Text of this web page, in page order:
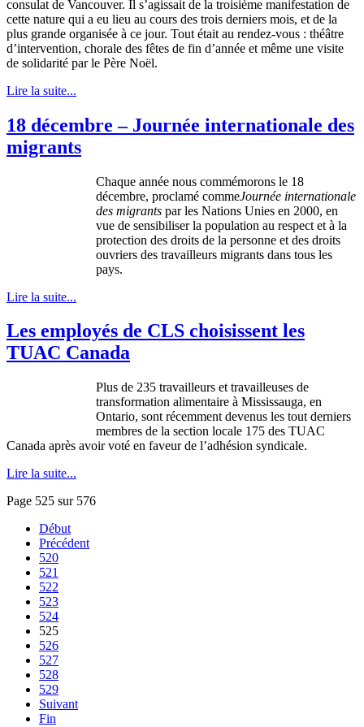
consulat de Vancouver. Il s’agissait de la troisième manifestation de
cette nature qui a eu lieu au cours des trois derniers mois, et de la
plus grande organisée à ce jour. Tout était au rendez-vous : théâtre
d’intervention, chorale des fêtes de fin d’année et même une visite
de solidarité par le Père Noël.
Lire la suite...
18 décembre – Journée internationale des
migrants
Chaque année nous commémorons le 18
décembre, proclamé commeJournée internationale
des migrants par les Nations Unies en 2000, en
vue de sensibiliserla population au respect et à la
protection des droits de la personne et des droits
ouvriers des travailleurs migrants dans tous les
pays.
Lire la suite...
Les employés de CLS choisissent les
TUAC Canada
Plus de 235 travailleurs et travailleuses de
transformation alimentaire à Mississauga, en
Ontario, sont récemment devenus les tout derniers
membres de la section locale 175 des TUAC
Canada après avoir voté en faveur de l’adhésion syndicale.
Lire la suite...
Page 525 sur 576
Début
Précédent
520
521
522
523
524
525
526
527
528
529
Suivant
Fin